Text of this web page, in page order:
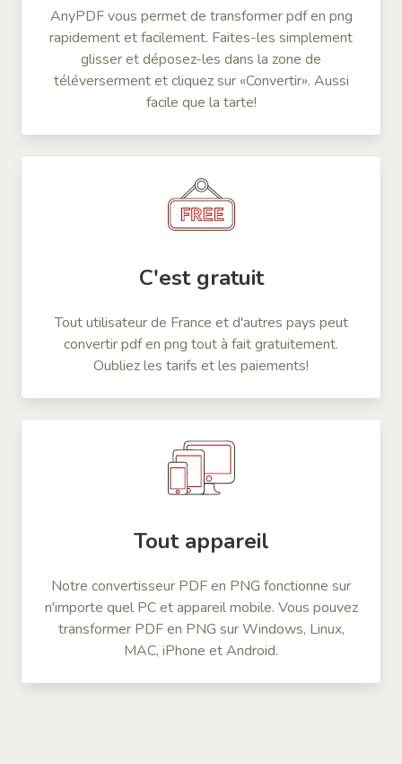
AnyPDF vous permet de transformer pdf en png
rapidement et facilement. Faites-les simplement
glisser et déposez-les dans la zone de
téléverserment et cliquez sur «Convertir». Aussi
facile que la tarte!
C'est gratuit
Tout utilisateur de France et d'autres pays peut
convertir pdf en png tout à fait gratuitement.
Oubliez les tarifs et les paiements!
Tout appareil
Notre convertisseur PDF en PNG fonctionne sur
n'importe quel PC et appareil mobile. Vous pouvez
transformer PDF en PNG sur Windows, Linux,
MAC, iPhone et Android.